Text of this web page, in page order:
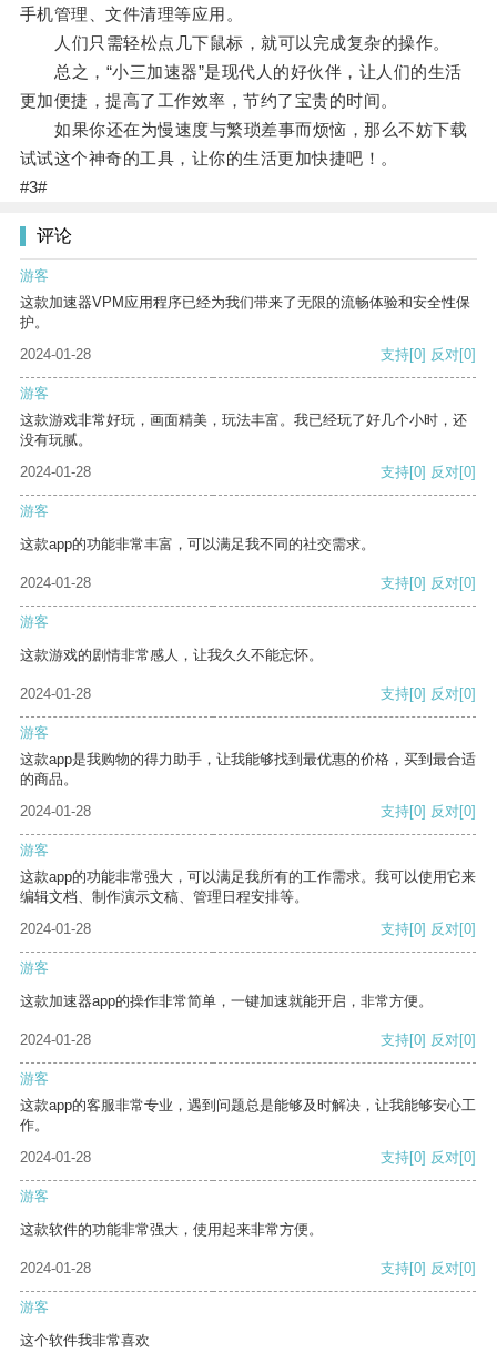
手机管理、文件清理等应用。
人们只需轻松点几下鼠标，就可以完成复杂的操作。
总之，“小三加速器”是现代人的好伙伴，让人们的生活
更加便捷，提高了工作效率，节约了宝贵的时间。
如果你还在为慢速度与繁琐差事而烦恼，那么不妨下载
试试这个神奇的工具，让你的生活更加快捷吧！。
#3#
评论
游客
这款加速器VPM应用程序已经为我们带来了无限的流畅体验和安全性保
护。
2024-01-28
支持[0] 反对[0]
游客
这款游戏非常好玩，画面精美，玩法丰富。我已经玩了好几个小时，还
没有玩腻。
2024-01-28
支持[0] 反对[0]
游客
这款app的功能非常丰富，可以满足我不同的社交需求。
2024-01-28 支持[0] 反对[0]
游客
这款游戏的剧情非常感人，让我久久不能忘怀。
2024-01-28 支持[0] 反对[0]
游客
这款app是我购物的得力助手，让我能够找到最优惠的价格，买到最合适
的商品。
2024-01-28
支持[0] 反对[0]
游客
这款app的功能非常强大，可以满足我所有的工作需求。我可以使用它来
编辑文档、制作演示文稿、管理日程安排等。
2024-01-28
支持[0] 反对[0]
游客
这款加速器app的操作非常简单，一键加速就能开启，非常方便。
2024-01-28 支持[0] 反对[0]
游客
这款app的客服非常专业，遇到问题总是能够及时解决，让我能够安心工
作。
2024-01-28
支持[0] 反对[0]
游客
这款软件的功能非常强大，使用起来非常方便。
2024-01-28 支持[0] 反对[0]
游客
这个软件我非常喜欢